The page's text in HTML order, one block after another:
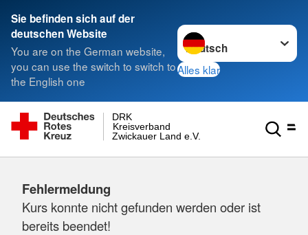
Sie befinden sich auf der
deutschen Website
You are on the German website,
you can use the switch to switch to
the English one
Sprache wechseln zu
Alles klar
Zwickauer Land e.V.
Kreisverband
DRK
Fehlermeldung
Kurs konnte nicht gefunden werden oder ist
bereits beendet!